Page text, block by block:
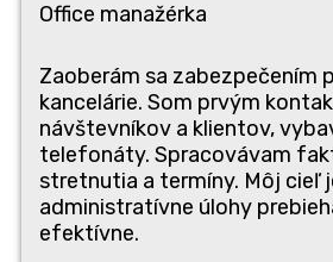
Offi­ce manažérka
Zao­be­rám sa zabez­pe­če­ním
kan­ce­lárie. Som prvým
návštev­ní­kov a kli­en­tov,
tele­fo­ná­ty. Spra­co­vá­vam
stret­nu­tia a ter­mí­ny. Môj cieľ
admi­nis­tra­tív­ne úlo­hy
efektívne.